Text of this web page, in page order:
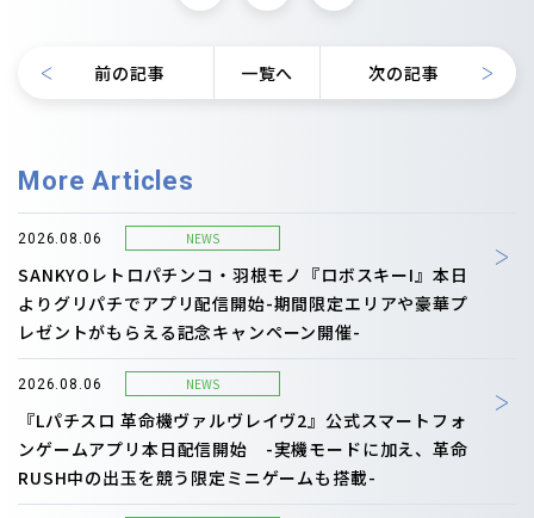
前の記事 一覧へ 次の記事
More Articles
2026.08.06 NEWS
SANKYOレトロパチンコ・羽根モノ『ロボスキーI』本日
よりグリパチでアプリ配信開始-期間限定エリアや豪華プ
レゼントがもらえる記念キャンペーン開催-
2026.08.06 NEWS
『Lパチスロ 革命機ヴァルヴレイヴ2』公式スマートフォ
ンゲームアプリ本日配信開始 -実機モードに加え、革命
RUSH中の出玉を競う限定ミニゲームも搭載-